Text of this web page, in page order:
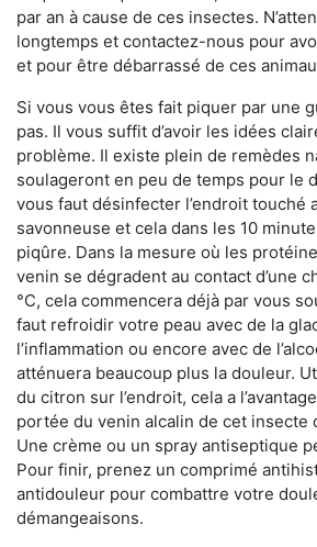
par an à cause de ces insectes.
longtemps et contactez-nous pour
et pour être débarrassé de ces
Si vous vous êtes fait piquer par une
pas. Il vous suffit d’avoir les idées
problème. Il existe plein de remèdes
soulageront en peu de temps pour le
vous faut désinfecter l’endroit touché
savonneuse et cela dans les 10
piqûre. Dans la mesure où les
venin se dégradent au contact d’une
°C, cela commencera déjà par vous
faut refroidir votre peau avec de la
l’inflammation ou encore avec de
atténuera beaucoup plus la douleur.
du citron sur l’endroit, cela a
portée du venin alcalin de cet insecte
Une crème ou un spray antiseptique
Pour finir, prenez un comprimé
antidouleur pour combattre votre
démangeaisons.